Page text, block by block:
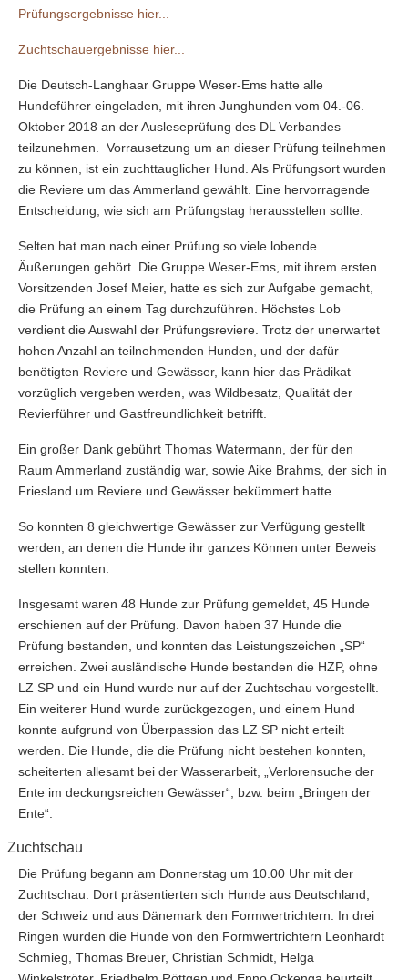
Prüfungsergebnisse hier...
Zuchtschauergebnisse hier...
Die Deutsch-Langhaar Gruppe Weser-Ems hatte alle
Hundeführer eingeladen, mit ihren Junghunden vom 04.-06.
Oktober 2018 an der Ausleseprüfung des DL Verbandes
teilzunehmen. Vorrausetzung um an dieser Prüfung teilnehmen
zu können, ist ein zuchttauglicher Hund. Als Prüfungsort wurden
die Reviere um das Ammerland gewählt. Eine hervorragende
Entscheidung, wie sich am Prüfungstag herausstellen sollte.
Selten hat man nach einer Prüfung so viele lobende
Äußerungen gehört. Die Gruppe Weser-Ems, mit ihrem ersten
Vorsitzenden Josef Meier, hatte es sich zur Aufgabe gemacht,
die Prüfung an einem Tag durchzuführen. Höchstes Lob
verdient die Auswahl der Prüfungsreviere. Trotz der unerwartet
hohen Anzahl an teilnehmenden Hunden, und der dafür
benötigten Reviere und Gewässer, kann hier das Prädikat
vorzüglich vergeben werden, was Wildbesatz, Qualität der
Revierführer und Gastfreundlichkeit betrifft.
Ein großer Dank gebührt Thomas Watermann, der für den
Raum Ammerland zuständig war, sowie Aike Brahms, der sich in
Friesland um Reviere und Gewässer bekümmert hatte.
So konnten 8 gleichwertige Gewässer zur Verfügung gestellt
werden, an denen die Hunde ihr ganzes Können unter Beweis
stellen konnten.
Insgesamt waren 48 Hunde zur Prüfung gemeldet, 45 Hunde
erschienen auf der Prüfung. Davon haben 37 Hunde die
Prüfung bestanden, und konnten das Leistungszeichen „SP“
erreichen. Zwei ausländische Hunde bestanden die HZP, ohne
LZ SP und ein Hund wurde nur auf der Zuchtschau vorgestellt.
Ein weiterer Hund wurde zurückgezogen, und einem Hund
konnte aufgrund von Überpassion das LZ SP nicht erteilt
werden. Die Hunde, die die Prüfung nicht bestehen konnten,
scheiterten allesamt bei der Wasserarbeit, „Verlorensuche der
Ente im deckungsreichen Gewässer“, bzw. beim „Bringen der
Ente“.
Zuchtschau
Die Prüfung begann am Donnerstag um 10.00 Uhr mit der
Zuchtschau. Dort präsentierten sich Hunde aus Deutschland,
der Schweiz und aus Dänemark den Formwertrichtern. In drei
Ringen wurden die Hunde von den Formwertrichtern Leonhardt
Schmieg, Thomas Breuer, Christian Schmidt, Helga